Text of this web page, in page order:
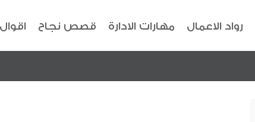
رواد الاعمال مهارات الادارة قصص نجاح